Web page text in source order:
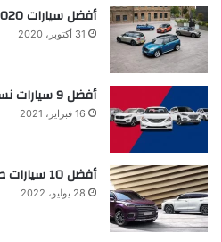
أفضل سيارات 2020 للنساء
31 أكتوبر، 2020
‏أفضل 9 سيارات نسائية رخيصة
16 فبراير، 2021
أفضل 10 سيارات صينية فخمة بالمملكة
28 يوليو، 2022